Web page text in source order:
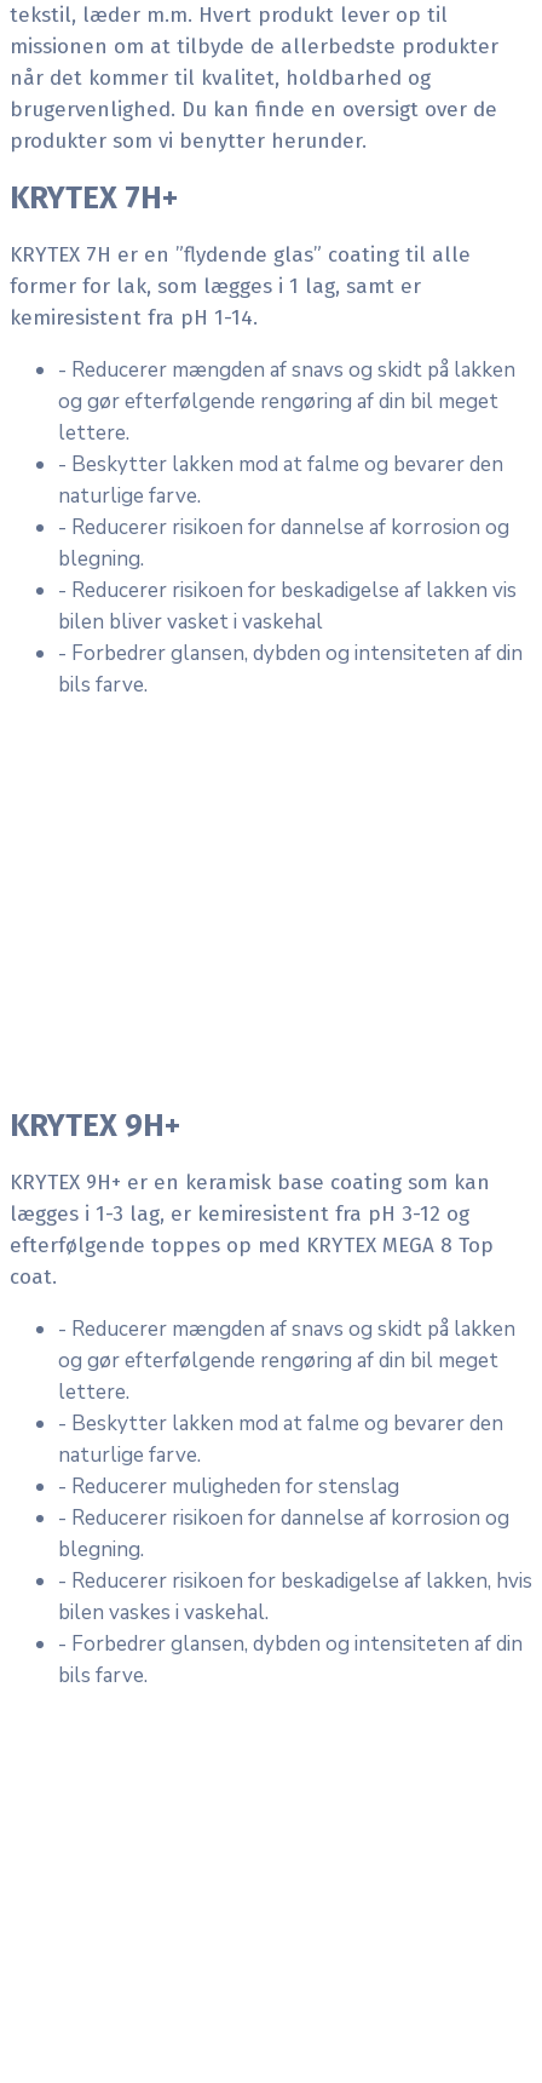
tekstil, læder m.m. Hvert produkt lever op til
missionen om at tilbyde de allerbedste produkter
når det kommer til kvalitet, holdbarhed og
brugervenlighed. Du kan finde en oversigt over de
produkter som vi benytter herunder.
KRYTEX 7H+
KRYTEX 7H er en ”flydende glas” coating til alle
former for lak, som lægges i 1 lag, samt er
kemiresistent fra pH 1-14.
- Reducerer mængden af snavs og skidt på lakken
og gør efterfølgende rengøring af din bil meget
lettere.
- Beskytter lakken mod at falme og bevarer den
naturlige farve.
- Reducerer risikoen for dannelse af korrosion og
blegning.
- Reducerer risikoen for beskadigelse af lakken vis
bilen bliver vasket i vaskehal
- Forbedrer glansen, dybden og intensiteten af din
bils farve.
KRYTEX 9H+
KRYTEX 9H+ er en keramisk base coating som kan
lægges i 1-3 lag, er kemiresistent fra pH 3-12 og
efterfølgende toppes op med KRYTEX MEGA 8 Top
coat.
- Reducerer mængden af snavs og skidt på lakken
og gør efterfølgende rengøring af din bil meget
lettere.
- Beskytter lakken mod at falme og bevarer den
naturlige farve.
- Reducerer muligheden for stenslag
- Reducerer risikoen for dannelse af korrosion og
blegning.
- Reducerer risikoen for beskadigelse af lakken, hvis
bilen vaskes i vaskehal.
- Forbedrer glansen, dybden og intensiteten af din
bils farve.